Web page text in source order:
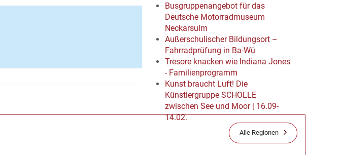
Alle Regionen
Busgruppenangebot für das
Deutsche Motorradmuseum
Neckarsulm
Außerschulischer Bildungsort –
Fahrradprüfung in Ba-Wü
Tresore knacken wie Indiana Jones
- Familienprogramm
Kunst braucht Luft! Die
Künstlergruppe SCHOLLE
zwischen See und Moor | 16.09-
14.02.